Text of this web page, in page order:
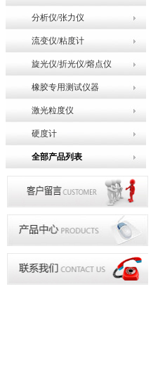
分析仪/张力仪
流变仪/粘度计
旋光仪/折光仪/熔点仪
橡胶专用测试仪器
激光粒度仪
硬度计
全部产品列表